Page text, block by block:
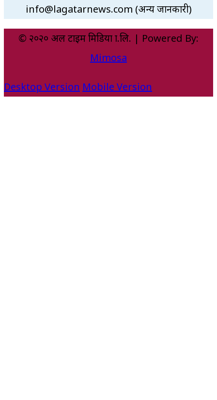
info@lagatarnews.com (अन्य जानकारी)
© २०२० अल टाइम मिडिया प्रा.लि. | Powered By:
Mimosa
Desktop Version Mobile Version